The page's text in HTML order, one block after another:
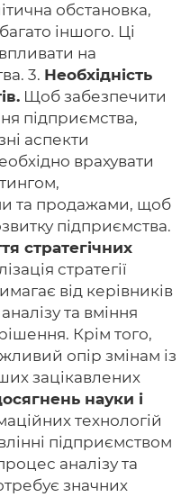
обстановка,
іншого. Ці
на
3. Необхідність
Щоб забезпечити
підприємства,
аспекти
врахувати
та продажами, щоб
підприємства.
стратегічних
стратегії
від керівників
та вміння
Крім того,
опір змінам із
зацікавлених
науки і
технологій
підприємством
аналізу та
значних